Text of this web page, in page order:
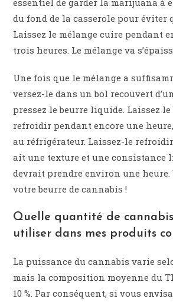
du fond de la casserole pour éviter
Laissez le mélange cuire pendant
trois heures. Le mélange va
Une fois que le mélange a
versez-le dans un bol recouvert
pressez le beurre liquide. Laissez
refroidir pendant encore une
au réfrigérateur. Laissez-le refroidir
ait une texture et une consistance
devrait prendre environ une heure.
votre beurre de cannabis !
Quelle quantité de
utiliser dans mes produits
La puissance du cannabis varie
mais la composition moyenne du
10 %. Par conséquent, si vous